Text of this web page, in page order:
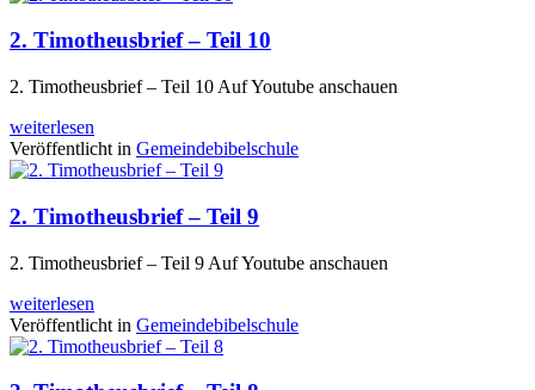
2. Timotheusbrief – Teil 10
2. Timotheusbrief – Teil 10 Auf Youtube anschauen
weiterlesen
Veröffentlicht in Gemeindebibelschule
2. Timotheusbrief – Teil 9
2. Timotheusbrief – Teil 9 Auf Youtube anschauen
weiterlesen
Veröffentlicht in Gemeindebibelschule